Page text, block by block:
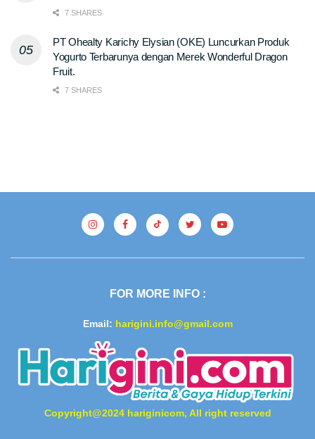
7 SHARES
PT Ohealty Karichy Elysian (OKE) Luncurkan Produk
Yogurto Terbarunya dengan Merek Wonderful Dragon
Fruit.
7 SHARES
FOR MORE INFO :
Email: harigini.info@gmail.com
Copyright@2024 hariginicom, All right reserved